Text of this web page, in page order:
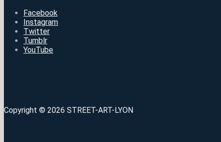
Facebook
Instagram
Twitter
Tumblr
YouTube
Copyright © 2026 STREET-ART-LYON